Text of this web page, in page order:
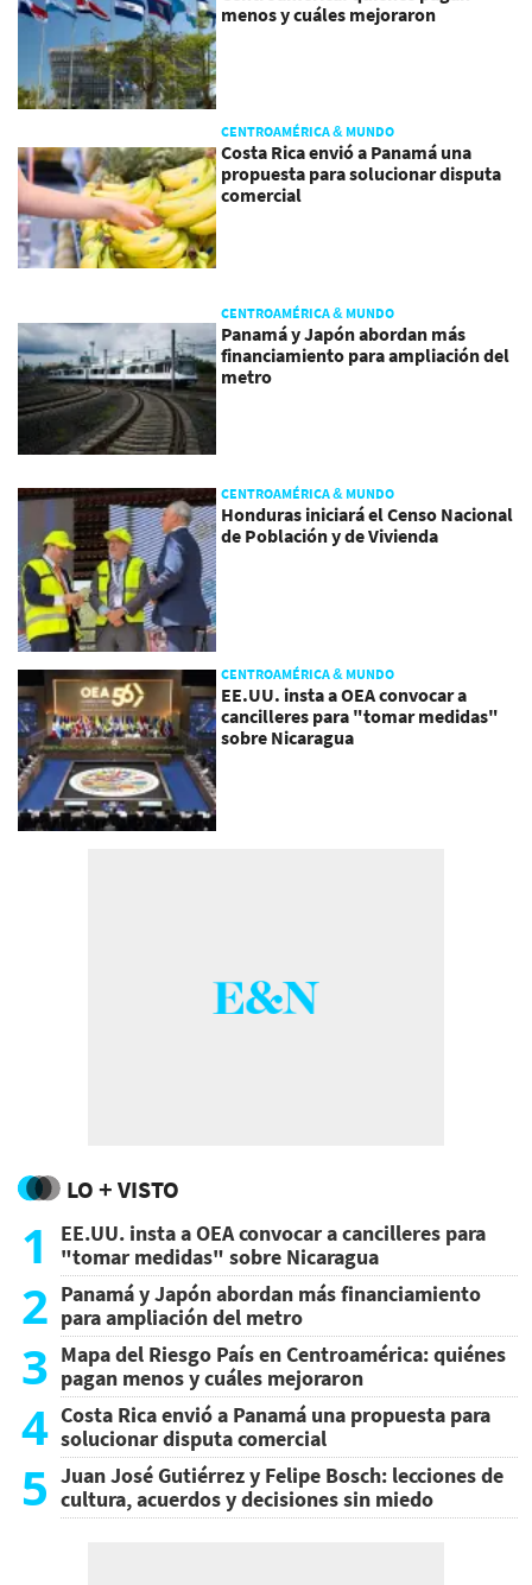
menos y cuáles mejoraron
CENTROAMÉRICA & MUNDO
Costa Rica envió a Panamá una
propuesta para solucionar disputa
comercial
CENTROAMÉRICA & MUNDO
Panamá y Japón abordan más
financiamiento para ampliación del
metro
CENTROAMÉRICA & MUNDO
Honduras iniciará el Censo Nacional
de Población y de Vivienda
CENTROAMÉRICA & MUNDO
EE.UU. insta a OEA convocar a
cancilleres para "tomar medidas"
sobre Nicaragua
LO + VISTO
1
EE.UU. insta a OEA convocar a cancilleres para
"tomar medidas" sobre Nicaragua
2 Panamá y Japón abordan más financiamiento
para ampliación del metro
3 Mapa del Riesgo País en Centroamérica: quiénes
pagan menos y cuáles mejoraron
4 Costa Rica envió a Panamá una propuesta para
solucionar disputa comercial
5 Juan José Gutiérrez y Felipe Bosch: lecciones de
cultura, acuerdos y decisiones sin miedo